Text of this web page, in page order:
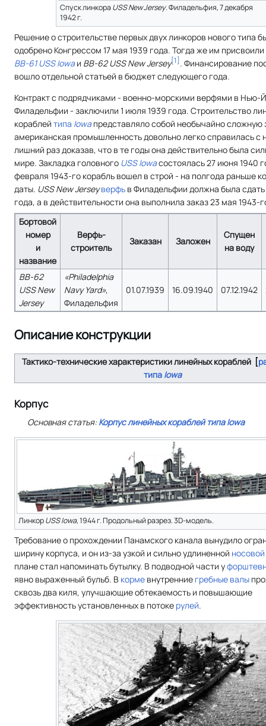
Спуск линкораUSS New Jersey. Филадельфия, 7 декабря
1942 г.
Решение о строительстве первых двух линкоров нового типа
одобрено Конгрессом 17 мая 1939 года. Тогда же им
ВВ-61 USS Iowaи BB-62 USS New Jersey[1] . Финансирование
вошло отдельной статьей в бюджет следующего года.
Контракт с подрядчиками - военно-морскими верфями в Нью-
Филадельфии - заключили 1 июля 1939 года. Строительство
кораблей типа Iowaпредставляло собой необычайно сложную
американская промышленность довольно легко справилась с
лишний раз доказав, что в те годы она действительно была
мире. Закладка головного USS Iowaсостоялась 27 июня 1940
февраля 1943-го корабль вошел в строй - на полгода раньше
даты. USS New Jersey верфь в Филадельфии должна была сдать
года, а в действительности она выполнила заказ 23 мая 1943-
Бортовой
номер
и
название
Верфь-
строитель
Заказан Заложен
Спущен
на воду
BB-62
USS New
Jersey
«Philadelphia
Navy Yard»,
Филадельфия
01.07.1939 16.09.1940 07.12.1942
Описание конструкции
Тактико-технические характеристики линейных кораблей
типа Iowa
Корпус
Основная статья:Корпус линейных кораблей типа Iowa
ЛинкорUSS Iowa, 1944 г. Продольный разрез. 3D-модель.
Требование о прохождении Панамского канала вынудило
ширину корпуса, и он из-за узкой и сильно удлиненной
плане стал напоминать бутылку. В подводной части у
явно выраженный бульб. В корме внутренние гребные валы
сквозь два киля, улучшающие обтекаемость и повышающие
эффективность установленных в потоке рулей.